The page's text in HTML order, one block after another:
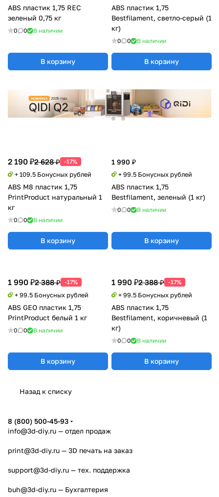
ABS пластик 1,75 REC
зеленый 0,75 кг
0 0 В наличии
В корзину
ABS пластик 1,75
Bestfilament, светло-серый (1
кг)
0 0 В наличии
В корзину
2 190 ₽2 628 ₽ -17%
+ 109.5 Бонусных рублей
ABS M8 пластик 1,75
PrintProduct натуральный 1
кг
0 0 В наличии
В корзину
1 990 ₽
+ 99.5 Бонусных рублей
ABS пластик 1,75
Bestfilament, зеленый (1 кг)
0 0 В наличии
В корзину
1 990 ₽2 388 ₽ -17%
+ 99.5 Бонусных рублей
ABS GEO пластик 1,75
PrintProduct белый 1 кг
0 0 В наличии
В корзину
1 990 ₽2 388 ₽ -17%
+ 99.5 Бонусных рублей
ABS пластик 1,75
Bestfilament, коричневый (1
кг)
0 0 В наличии
В корзину
Назад к списку
8 (800) 500-45-93
info@3d-diy.ru — отдел продаж
print@3d-diy.ru — 3D печать на заказ
support@3d-diy.ru — тех. поддержка
buh@3d-diy.ru — Бухгалтерия